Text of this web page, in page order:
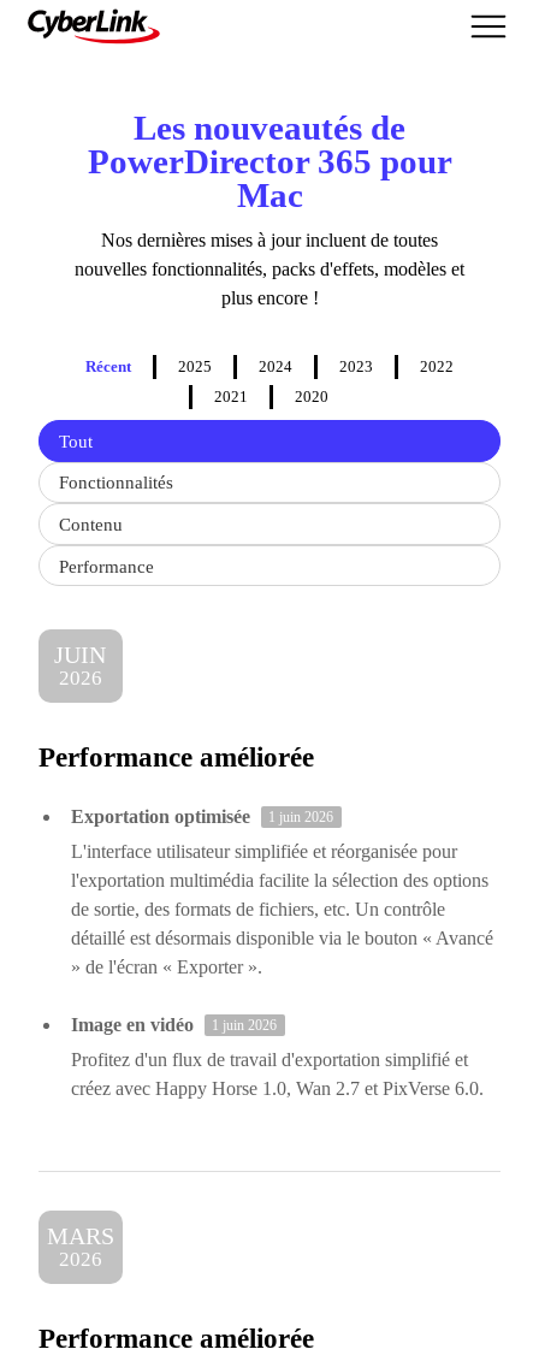
Les nouveautés de
PowerDirector 365 pour
Mac
Nos dernières mises à jour incluent de toutes
nouvelles fonctionnalités, packs d'effets, modèles et
plus encore !
Récent 2025 2024 2023
2022
2021
2020
Filter
updates
by
type
Tout
Fonctionnalités
Contenu
Performance
JUIN
2026
Performance améliorée
Exportation optimisée 1 juin 2026
L'interface utilisateur simplifiée et réorganisée pour
l'exportation multimédia facilite la sélection des options
de sortie, des formats de fichiers, etc. Un contrôle
détaillé est désormais disponible via le bouton « Avancé
» de l'écran « Exporter ».
Image en vidéo 1 juin 2026
Profitez d'un flux de travail d'exportation simplifié et
créez avec Happy Horse 1.0, Wan 2.7 et PixVerse 6.0.
MARS
2026
Performance améliorée